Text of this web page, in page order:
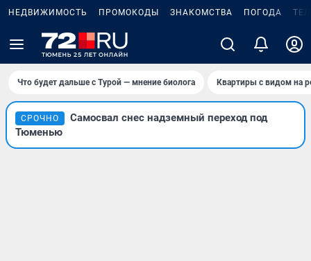
НЕДВИЖИМОСТЬ ПРОМОКОДЫ ЗНАКОМСТВА ПОГОДА
Что будет дальше с Турой — мнение биолога Квартиры с видом на
СРОЧНО
Самосвал снес надземный переход под
Тюменью